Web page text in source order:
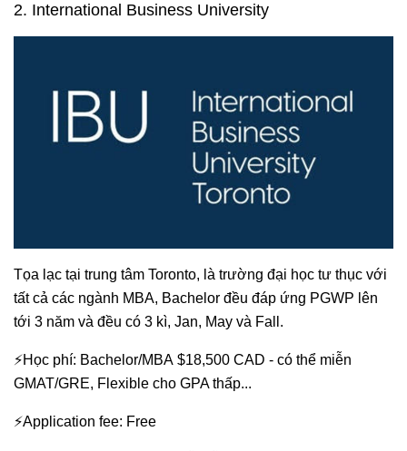
2. International Business University
Tọa lạc tại trung tâm Toronto, là trường đại học tư thục với
tất cả các ngành MBA, Bachelor đều đáp ứng PGWP lên
tới 3 năm và đều có 3 kì, Jan, May và Fall.
⚡Học phí: Bachelor/MBA $18,500 CAD - có thể miễn
GMAT/GRE, Flexible cho GPA thấp...
⚡Application fee: Free